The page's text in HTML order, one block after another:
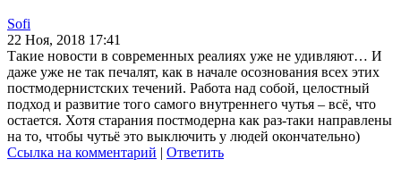
Sofi
22 Ноя, 2018 17:41
Такие новости в современных реалиях уже не удивляют… И
даже уже не так печалят, как в начале осознования всех этих
постмодернистских течений. Работа над собой, целостный
подход и развитие того самого внутреннего чутья – всё, что
остается. Хотя старания постмодерна как раз-таки направлены
на то, чтобы чутьё это выключить у людей окончательно)
Ссылка на комментарий | Ответить